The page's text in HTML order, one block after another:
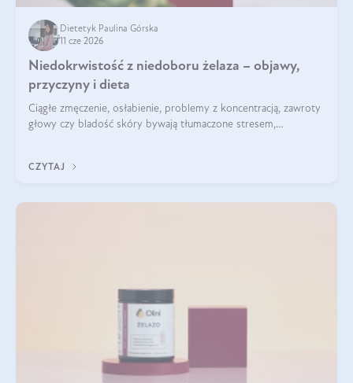
Dietetyk Paulina Górska
11 cze 2026
Niedokrwistość z niedoboru żelaza – objawy,
przyczyny i dieta
Ciągłe zmęczenie, osłabienie, problemy z koncentracją, zawroty
głowy czy bladość skóry bywają tłumaczone stresem,
CZYTAJ